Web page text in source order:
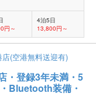
円～
4泊5日
13,800円～
(空港無料送迎有)
・登録3年未満・5
Bluetooth装備・